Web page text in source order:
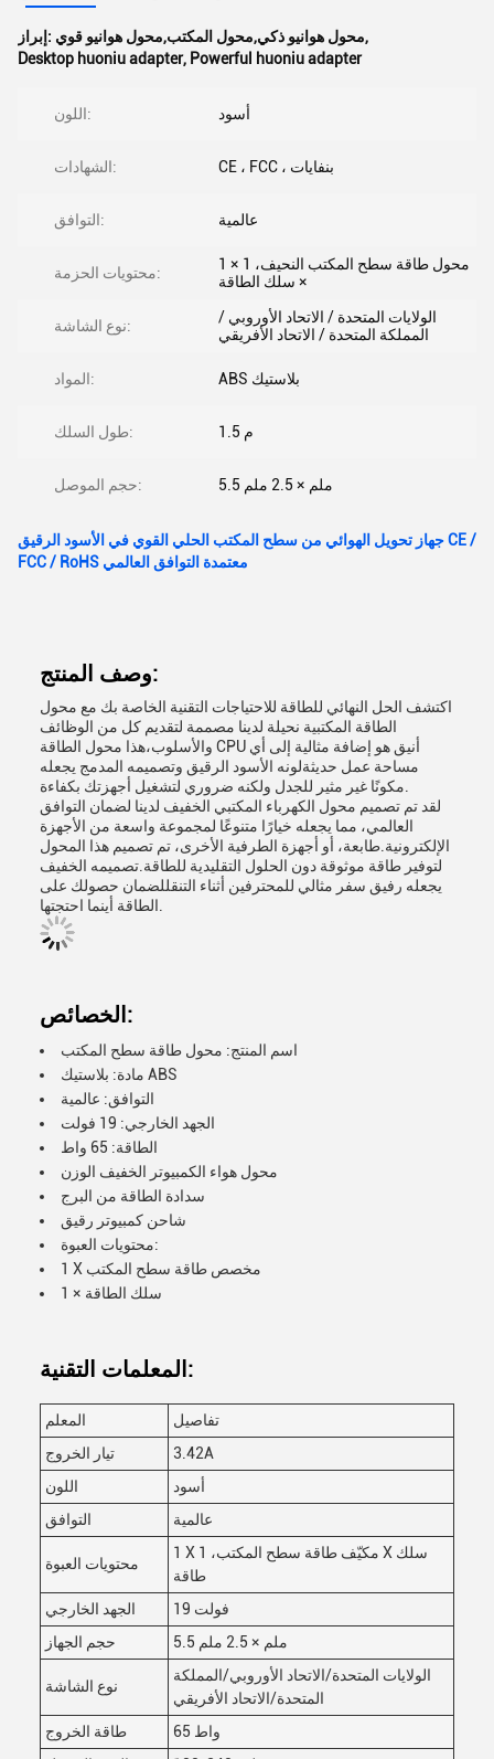
إبراز: محول هوانيو ذكي,محول المكتب,محول هوانيو قوي,
Desktop huoniu adapter, Powerful huoniu adapter
اللون: أسود
الشهادات: CE ، FCC ، بنفايات
التوافق: عالمية
محتويات الحزمة:
1 × محول طاقة سطح المكتب النحيف، 1
× سلك الطاقة
نوع الشاشة:
الولايات المتحدة / الاتحاد الأوروبي /
المملكة المتحدة / الاتحاد الأفريقي
المواد: ABS بلاستيك
طول السلك: 1.5 م
حجم الموصل: 5.5 ملم × 2.5 ملم
جهاز تحويل الهوائي من سطح المكتب الحلي القوي في الأسود الرقيق CE /
FCC / RoHS معتمدة التوافق العالمي
وصف المنتج:
اكتشف الحل النهائي للطاقة للاحتياجات التقنية الخاصة بك مع محول
الطاقة المكتبية نحيلة لدينا مصممة لتقديم كل من الوظائف
والأسلوب،هذا محول الطاقة CPU أنيق هو إضافة مثالية إلى أي
مساحة عمل حديثةلونه الأسود الرقيق وتصميمه المدمج يجعله
لقد تم تصميم محول الكهرباء المكتبي الخفيف لدينا لضمان التوافق
العالمي، مما يجعله خيارًا متنوعًا لمجموعة واسعة من الأجهزة
الإلكترونية.طابعة، أو أجهزة الطرفية الأخرى، تم تصميم هذا المحول
لتوفير طاقة موثوقة دون الحلول التقليدية للطاقة.تصميمه الخفيف
يجعله رفيق سفر مثالي للمحترفين أثناء التنقللضمان حصولك على
الخصائص:
اسم المنتج: محول طاقة سطح المكتب
مادة: بلاستيك ABS
التوافق: عالمية
الجهد الخارجي: 19 فولت
الطاقة: 65 واط
محول هواء الكمبيوتر الخفيف الوزن
سدادة الطاقة من البرج
شاحن كمبيوتر رقيق
محتويات العبوة:
1 X مخصص طاقة سطح المكتب
1 × سلك الطاقة
المعلمات التقنية:
المعلم
تفاصيل
تيار الخروج
3.42A
اللون
أسود
التوافق
عالمية
محتويات العبوة
1 X مكيّف طاقة سطح المكتب، 1 X سلك
طاقة
الجهد الخارجي
19 فولت
حجم الجهاز
5.5 ملم × 2.5 ملم
نوع الشاشة
الولايات المتحدة/الاتحاد الأوروبي/المملكة
المتحدة/الاتحاد الأفريقي
طاقة الخروج
65 واط